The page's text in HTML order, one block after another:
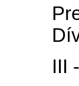
III